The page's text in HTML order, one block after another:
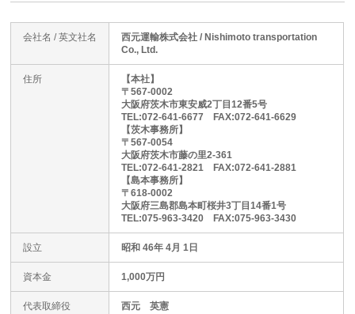
会社名 / 英文社名
西元運輸株式会社 / Nishimoto transportation
Co., Ltd.
住所
【本社】
〒567-0002
大阪府茨木市東安威2丁目12番5号
TEL:072-641-6677 FAX:072-641-6629
【茨木事務所】
〒567-0054
大阪府茨木市藤の里2-361
TEL:072-641-2821 FAX:072-641-2881
【島本事務所】
〒618-0002
大阪府三島郡島本町桜井3丁目14番1号
TEL:075-963-3420 FAX:075-963-3430
設立 昭和 46年 4月 1日
資本金 1,000万円
代表取締役 西元 英憲